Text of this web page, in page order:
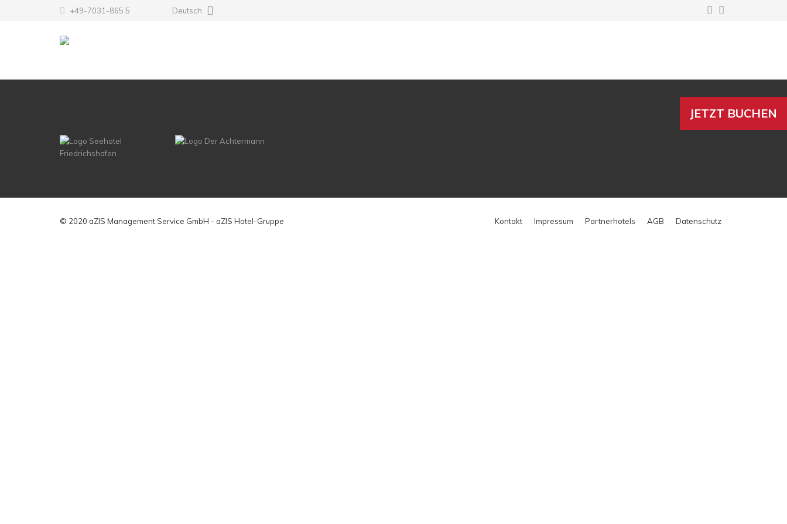
+49-7031-865 5 Deutsch
JETZT BUCHEN
Kontakt Impressum Partnerhotels AGB Datenschutz
© 2020 aZIS Management Service GmbH - aZIS Hotel-Gruppe